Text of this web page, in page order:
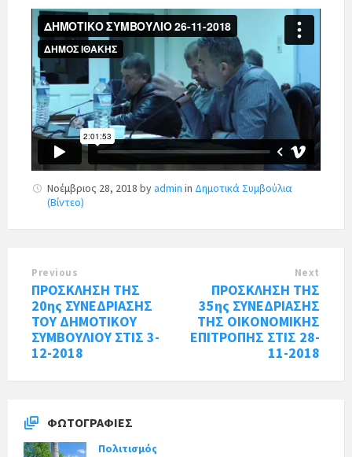
Νοέμβριος 28, 2018 byadmin in Δημοτικά Συμβούλια
(Βίντεο)
Previous
ΠΡΟΣΚΛΗΣΗ ΤΗΣ
20ης ΣΥΝΕΔΡΙΑΣΗΣ
ΤΟΥ ΔΗΜΟΤΙΚΟΥ
ΣΥΜΒΟΥΛΙΟΥ ΣΤΙΣ 3-
12-2018
Next
ΠΡΟΣΚΛΗΣΗ ΤΗΣ
35ης ΣΥΝΕΔΡΙΑΣΗΣ
ΤΗΣ ΟΙΚΟΝΟΜΙΚΗΣ
ΕΠΙΤΡΟΠΗΣ ΣΤΙΣ 28-
11-2018
ΦΩΤΟΓΡΑΦΊΕΣ
Πολιτισμός